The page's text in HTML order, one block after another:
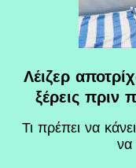
Λέιζερ
ξέρεις πριν
Τι πρέπει να
να